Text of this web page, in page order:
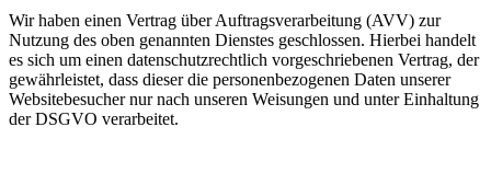
Wir haben einen Vertrag über Auftragsverarbeitung (AVV) zur
Nutzung des oben genannten Dienstes geschlossen. Hierbei handelt
es sich um einen datenschutzrechtlich vorgeschriebenen Vertrag, der
gewährleistet, dass dieser die personenbezogenen Daten unserer
Websitebesucher nur nach unseren Weisungen und unter Einhaltung
der DSGVO verarbeitet.